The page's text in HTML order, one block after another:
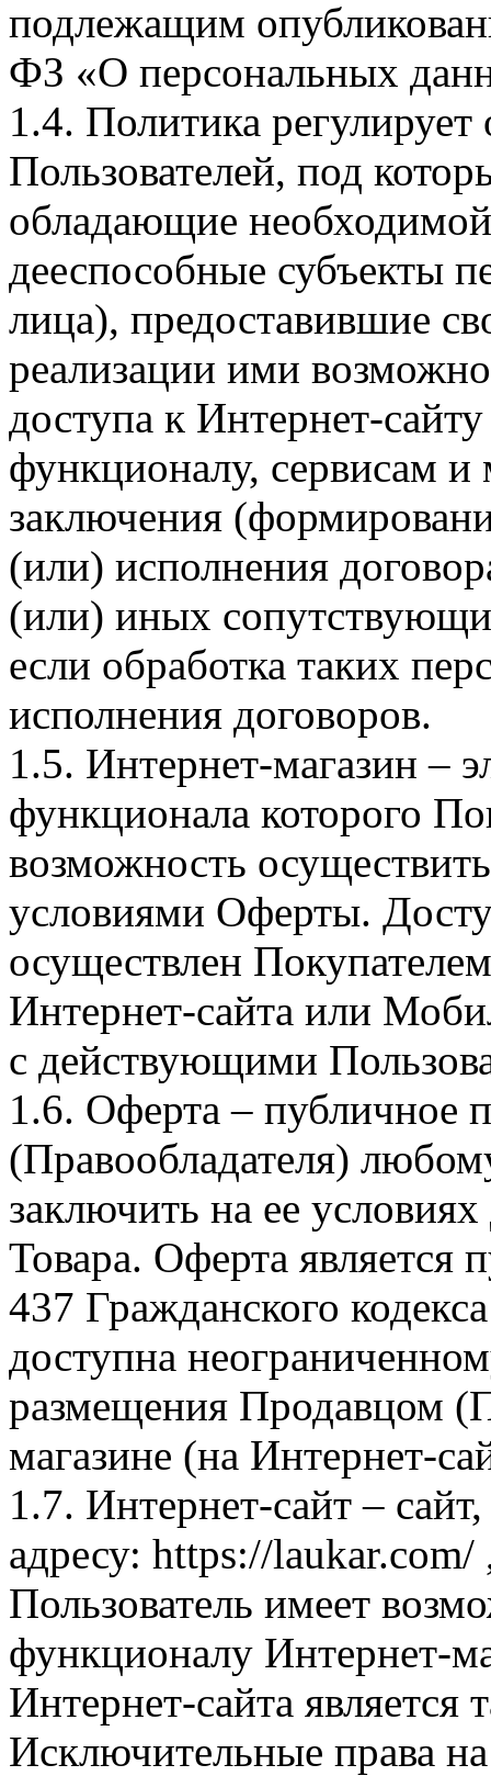
подлежащим
ФЗ «О персональных
1.4. Политика
Пользователей, под
обладающие
дееспособные субъекты
лица), предоставившие
реализации ими
доступа к Интернет-
функционалу, сервисам и
заключения
(или) исполнения
(или) иных
если обработка таких
исполнения договоров.
1.5. Интернет-магазин –
функционала которого
возможность
условиями Оферты.
осуществлен
Интернет-сайта или
с действующими
1.6. Оферта – публичное
(Правообладателя)
заключить на ее
Товара. Оферта является
437 Гражданского
доступна
размещения Продавцом
магазине (на Интернет-
1.7. Интернет-сайт –
адресу: https://laukar.com/
Пользователь имеет
функционалу Интернет-
Интернет-сайта
Исключительные права